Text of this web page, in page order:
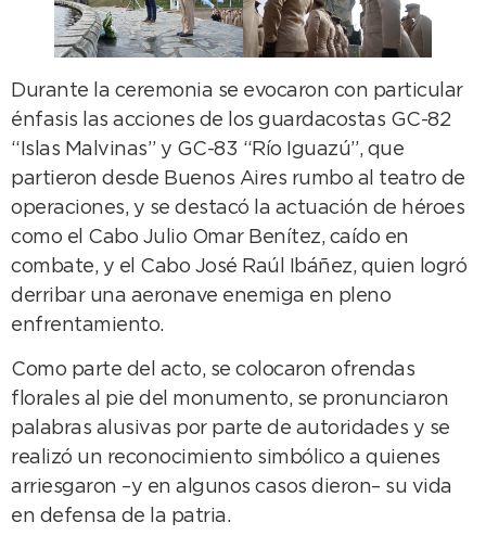
Durante la ceremonia se evocaron con particular
énfasis las acciones de los guardacostas GC-82
“Islas Malvinas” y GC-83 “Río Iguazú”, que
partieron desde Buenos Aires rumbo al teatro de
operaciones, y se destacó la actuación de héroes
como el Cabo Julio Omar Benítez, caído en
combate, y el Cabo José Raúl Ibáñez, quien logró
derribar una aeronave enemiga en pleno
enfrentamiento.
Como parte del acto, se colocaron ofrendas
florales al pie del monumento, se pronunciaron
palabras alusivas por parte de autoridades y se
realizó un reconocimiento simbólico a quienes
arriesgaron –y en algunos casos dieron– su vida
en defensa de la patria.